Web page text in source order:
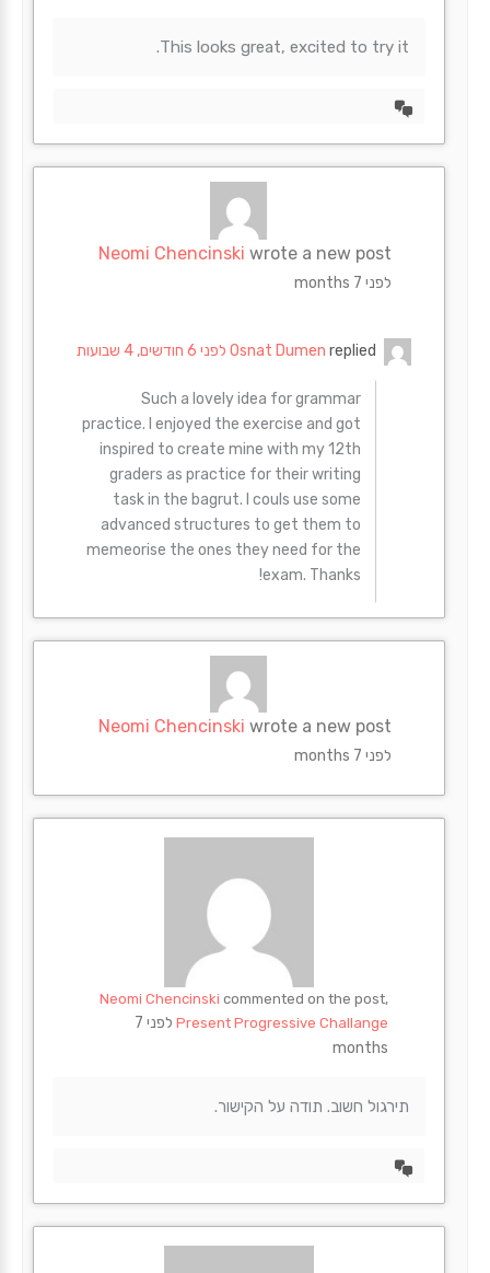
This looks great, excited to try it.
Neomi Chencinski wrote a new post
לפני 7 months
Osnat Dumen replied לפני 6 חודשים, 4 שבועות
Such a lovely idea for grammar
practice. I enjoyed the exercise and got
inspired to create mine with my 12th
graders as practice for their writing
task in the bagrut. I couls use some
advanced structures to get them to
memeorise the ones they need for the
exam. Thanks!
Neomi Chencinski wrote a new post
לפני 7 months
Neomi Chencinski commented on the post,
Present Progressive Challange
לפני 7
months
תירגול חשוב. תודה על הקישור.